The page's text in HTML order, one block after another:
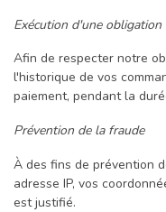
Exécution d'une obligation
Afin de respecter notre
l'historique de vos
paiement, pendant la
Prévention de la fraude
À des fins de prévention
adresse IP, vos
est justifié.